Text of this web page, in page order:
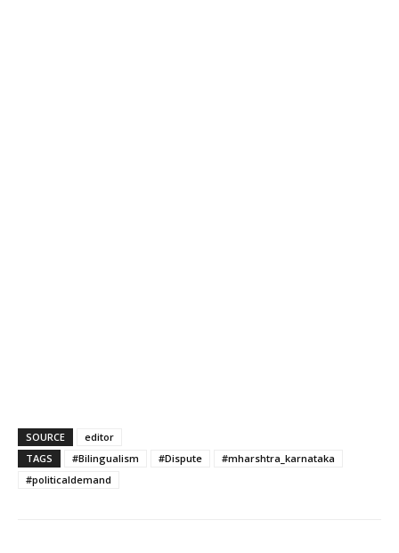
SOURCE
editor
TAGS
#Bilingualism #Dispute
#mharshtra_karnataka
#politicaldemand